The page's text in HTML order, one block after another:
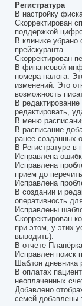
Регистратура
В настройку
Скорректирован
поддержкой
В клинике убрано
прейскуранта.
Скорректирован
В финансовой
номера налога.
изменений. Это
возможность
В
редактировать,
В меню
В расписание
ранее созданных
В Регистратуре в
Исправлена
Исправлена
прием до
Исправлена
В создании и
оперативность
Исправлены
Скорректирован
при этом, у этих
выводить).
В отчете
Исправлен поиск
Шаблон дневника
В оплатах
неоплаченных
Добавлено
семей добавлены